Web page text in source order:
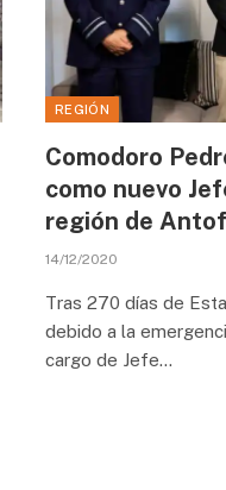
REGIÓN
Comodoro
como nuevo
región de
14/12/2020
Tras 270 días de
debido a la
cargo de Jefe…